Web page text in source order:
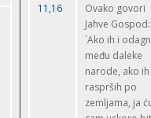
11,16
Ovako govori
Jahve Gospod:
`Ako ih i
među daleke
narode, ako
rasprših po
zemljama, ja